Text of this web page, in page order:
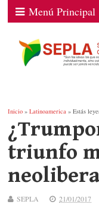
Menú Principal
Inicio »Latinoamerica » Estás
triunfo
SEPLA 21/01/2017